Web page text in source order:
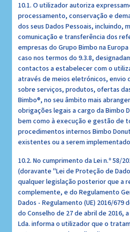
10.1. O utilizador autoriza
processamento, conservação e
dos seus Dados Pessoais, incluindo,
comunicação e transferência dos
empresas do Grupo Bimbo na
caso nos termos do 9.3.8,
contactos a estabelecer com o
através de meios eletrónicos, envio
sobre serviços, produtos, ofertas
Bimbo®, no seu âmbito mais
obrigações legais a cargo da Bimbo
bem como à execução e gestão de
procedimentos internos Bimbo
existentes ou a serem
10.2. No cumprimento da Lei n.º 58/
(doravante "Lei de Proteção de
qualquer legislação posterior que a
complemente, e do Regulamento
Dados - Regulamento (UE) 2016/679
do Conselho de 27 de abril de 2016,
Lda. informa o utilizador que o